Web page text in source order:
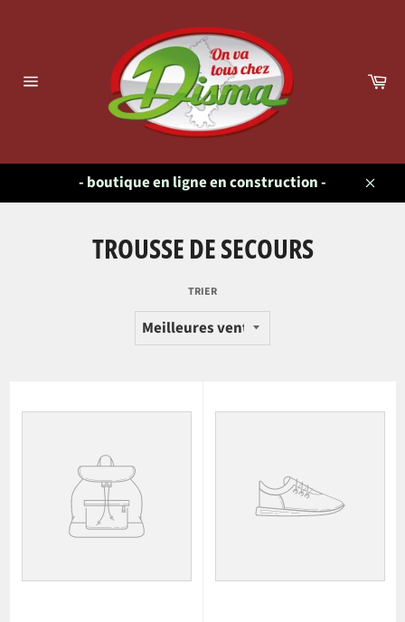
- boutique en ligne en construction -
Close
TROUSSE DE SECOURS
TRIER